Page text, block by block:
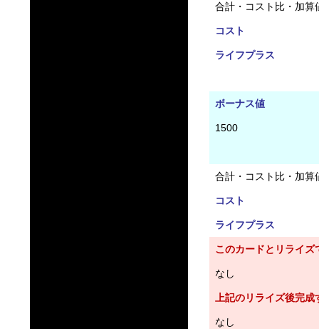
合計・コスト比・加算
コスト
ライフプラス
ボーナス値
1500
合計・コスト比・加算
コスト
ライフプラス
このカードとリライズ
なし
上記のリライズ後完
なし